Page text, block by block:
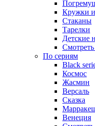
Кружки
Стаканы
Тарелки
Детские
Смотреть
По сериям
Black
Космос
Жасмин
Версаль
Сказка
Венеция